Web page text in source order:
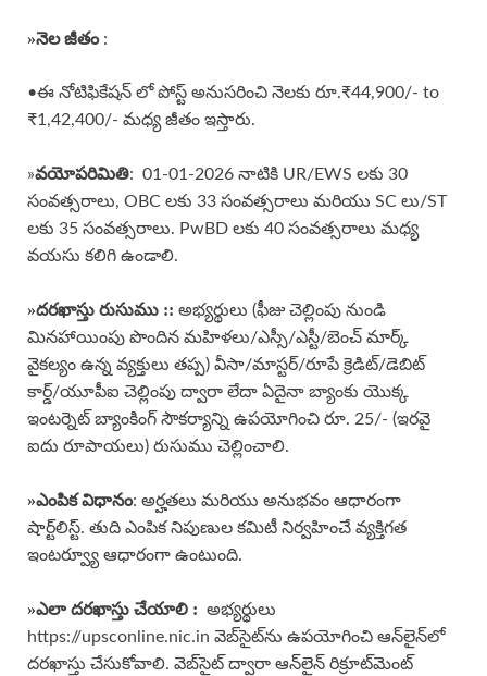
»నెల జీతం:
•ఈ నోటిఫికేషన్ లో పోస్ట్ అనుసరించి నెలకు రూ.₹44,900/- to
₹1,42,400/- మధ్య జీతం ఇస్తారు.
»వయోపరిమితి: 01-01-2026 నాటికి UR/EWS లకు 30
సంవత్సరాలు, OBC లకు 33 సంవత్సరాలు మరియు SC లు/ST
లకు 35 సంవత్సరాలు. PwBD లకు 40 సంవత్సరాలు మధ్య
వయసు కలిగి ఉండాలి.
»దరఖాస్తు రుసుము :: అభ్యర్థులు (ఫీజు చెల్లింపు నుండి
మినహాయింపు పొందిన మహిళలు/ఎస్సీ/ఎస్టీ/బెంచ్ మార్క్
వైకల్యం ఉన్న వ్యక్తులు తప్ప) వీసా/మాస్టర్/రూపే క్రెడిట్/డెబిట్
కార్డ్/యూపీఐ చెల్లింపు ద్వారా లేదా ఏదైనా బ్యాంకు యొక్క
ఇంటర్నెట్ బ్యాంకింగ్ సౌకర్యాన్ని ఉపయోగించి రూ. 25/- (ఇరవై
ఐదు రూపాయలు) రుసుము చెల్లించాలి.
»ఎంపిక విధానం: అర్హతలు మరియు అనుభవం ఆధారంగా
షార్ట్‌లిస్ట్. తుది ఎంపిక నిపుణుల కమిటీ నిర్వహించే వ్యక్తిగత
ఇంటర్వ్యూ ఆధారంగా ఉంటుంది.
»ఎలా దరఖాస్తు చేయాలి : అభ్యర్థులు
https://upsconline.nic.in వెబ్‌సైట్‌ను ఉపయోగించి ఆన్‌లైన్‌లో
దరఖాస్తు చేసుకోవాలి. వెబ్‌సైట్ ద్వారా ఆన్‌లైన్ రిక్రూట్‌మెంట్